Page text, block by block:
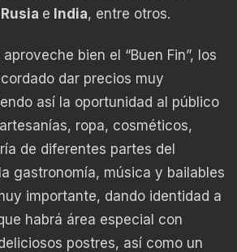
e India, entre otros.
bien el “Buen Fin”, los
dar precios muy
así la oportunidad al público
ropa, cosméticos,
de diferentes partes del
gastronomía, música y bailables
importante, dando identidad a
habrá área especial con
postres, así como un